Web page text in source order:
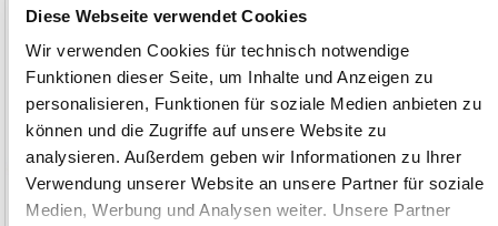
Diese Webseite verwendet Cookies
Wir verwenden Cookies für technisch notwendige
Funktionen dieser Seite, um Inhalte und Anzeigen zu
personalisieren, Funktionen für soziale Medien anbieten zu
können und die Zugriffe auf unsere Website zu
analysieren. Außerdem geben wir Informationen zu Ihrer
Verwendung unserer Website an unsere Partner für soziale
Medien, Werbung und Analysen weiter. Unsere Partner